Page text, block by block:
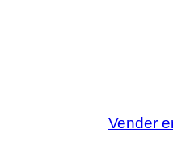
Vender